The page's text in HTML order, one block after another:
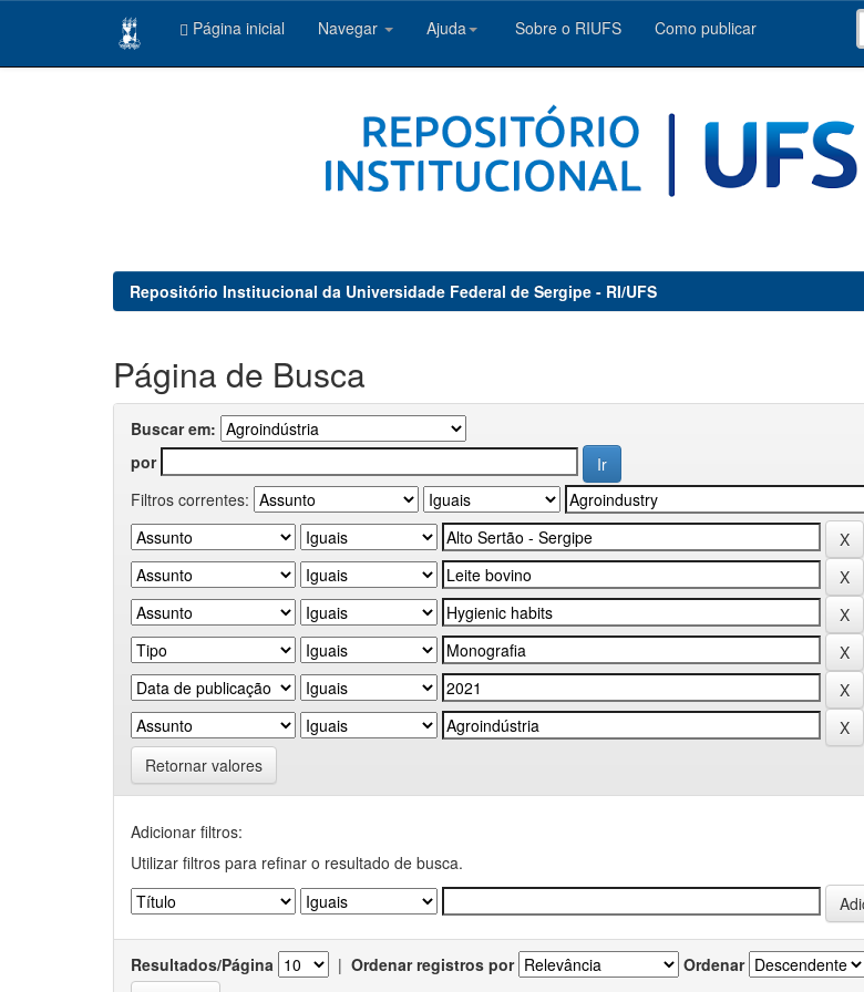
Página inicial Navegar Ajuda Sobre o RIUFS Como publicar
Repositório Institucional da Universidade Federal de Sergipe - RI/UFS
Página de Busca
Buscar em:
por
Filtros correntes:
Retornar valores
Adicionar filtros:
Utilizar filtros para refinar o resultado de busca.
Resultados/Página | Ordenar registros por Ordenar